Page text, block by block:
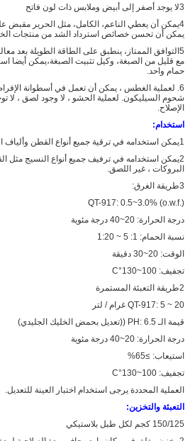
3لا يوجد أصفر إلى أبيض وملابس ذات لون فاتح
4يمكن أن يعطي الناعم، الكامل، مثل الحرير مقبض
يمكن أن تحسن خصائص استرداد الشد من منتجات
5التوافق الممتاز، ينطبق على الطاقة الطويلة بعد
حمام واحد.
6. لعملية الغطس ، يمكن أن تعمل في أسطوانة
شحوم السيليكون. لعملية الحشو ، لا وجود لصق ، لا
الإصلاح.
استخدام:
1يمكن استخدامه في ترقية جميع أنواع القطن وألياف البوليستر والنسيج المختلط.
البروكات ، غير اللصق.
3طريقة الغرق:
QT-917: 0.5~3.0% (o.w.f.)
درجة الحرارة: 20~40 درجة مئوية
نسبة الحمام: 1: 5 ~ 1:20
الوقت: 20~30 دقيقة
تجفيف: 100~130°C
2طريقة التعبئة المستمرة
QT-917: 5 ~ 20 غرام / لتر
قيمة الـ PH: 6.5 ((تعديل بحمض الخليك الجليدي)
درجة الحرارة: 20~40 درجة مئوية
استيعاب: ≥65%
تجفيف: 100~130°C
العملية المحددة يرجى استخدام اختبار العينة للتعديل.
التعبئة والتخزين:
150/125 كجم لكل طبل بلاستيكي